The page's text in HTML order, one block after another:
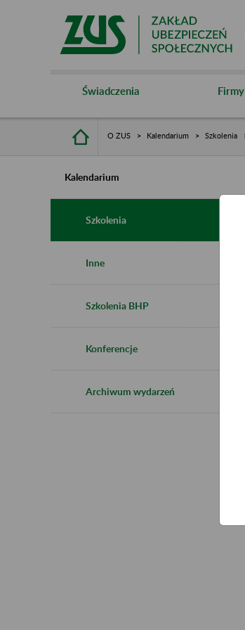
Świadczenia Firmy
O ZUS Kalendarium Szkolenia
Kalendarium
Szkolenia
Inne
Szkolenia BHP
Konferencje
Archiwum wydarzeń